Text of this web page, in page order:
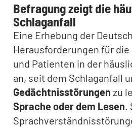
Befragung zeigt die
Schlaganfall
Eine Erhebung der
Herausforderungen für
und Patienten in der
an, seit dem Schlaganfall
Gedächtnisstörungen zu
Sprache oder dem Lesen.